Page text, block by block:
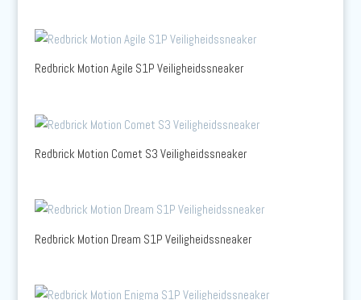
Redbrick Motion Agile S1P Veiligheidssneaker
Redbrick Motion Comet S3 Veiligheidssneaker
Redbrick Motion Dream S1P Veiligheidssneaker